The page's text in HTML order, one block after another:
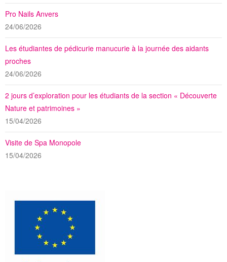
Pro Nails Anvers
24/06/2026
Les étudiantes de pédicurie manucurie à la journée des aidants
proches
24/06/2026
2 jours d’exploration pour les étudiants de la section « Découverte
Nature et patrimoines »
15/04/2026
Visite de Spa Monopole
15/04/2026